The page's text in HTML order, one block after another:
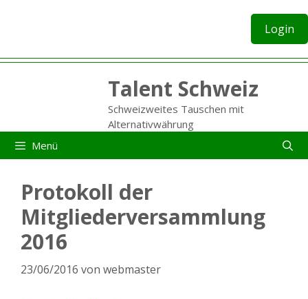
Login
Talent Schweiz
Schweizweites Tauschen mit
Alternativwährung
Menü
Protokoll der
Mitgliederversammlung
2016
23/06/2016 von webmaster